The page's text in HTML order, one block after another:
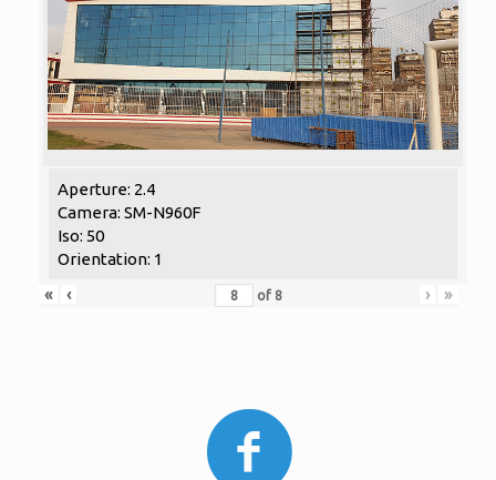
Aperture: 2.4
Camera: SM-N960F
Iso: 50
Orientation: 1
«
‹ of 8 › »